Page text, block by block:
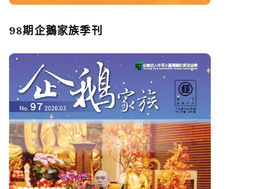
98期企鵝家族季刊